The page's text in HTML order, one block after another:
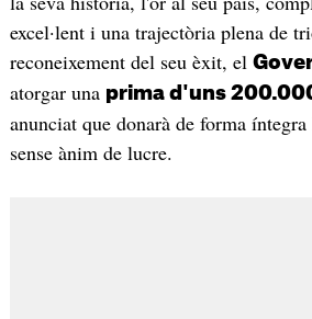
excel·lent i una trajectòria plena de
reconeixement del seu èxit, el
atorgar una prima d'uns
anunciat que donarà de forma
sense ànim de lucre.